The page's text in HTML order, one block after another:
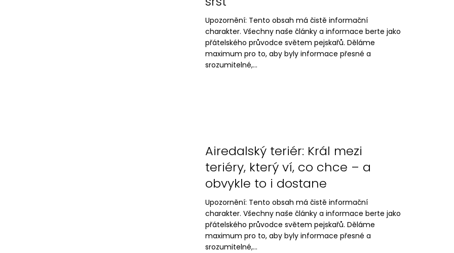
Upozornění: Tento obsah má čistě informační
charakter. Všechny naše články a informace berte jako
přátelského průvodce světem pejskařů. Děláme
maximum pro to, aby byly informace přesné a
srozumitelné,...
Airedalský teriér: Král mezi
teriéry, který ví, co chce – a
obvykle to i dostane
Upozornění: Tento obsah má čistě informační
charakter. Všechny naše články a informace berte jako
přátelského průvodce světem pejskařů. Děláme
maximum pro to, aby byly informace přesné a
srozumitelné,...